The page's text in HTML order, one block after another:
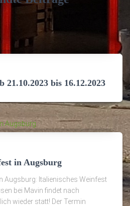
21.10.2023 bis 16.12.2023
in Augsburg
Augsburg: Italienisches Weinfest
bei Mavin findet nach
wieder statt! Der Termin